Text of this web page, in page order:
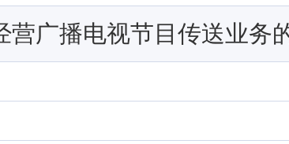
营广播电视节目传送业务